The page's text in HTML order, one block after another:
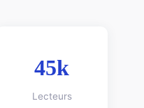
45k
Lecteurs